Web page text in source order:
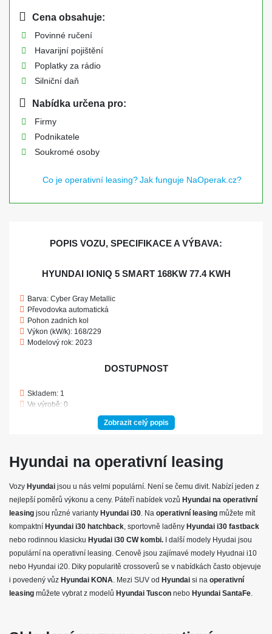
Cena obsahuje:
Povinné ručení
Havarijní pojištění
Poplatky za rádio
Silniční daň
Nabídka určena pro:
Firmy
Podnikatele
Soukromé osoby
Co je operativní leasing?Jak funguje NaOperak.cz?
POPIS VOZU, SPECIFIKACE A VÝBAVA:
HYUNDAI IONIQ 5 SMART 168KW 77.4 KWH
Barva: Cyber Gray Metallic
Převodovka automatická
Pohon zadních kol
Výkon (kW/k): 168/229
Modelový rok: 2023
DOSTUPNOST
Skladem: 1
Ve výrobě: 0
POJIŠTĚNÍ
Povinné ručení
Havarijní pojištění se spoluúčastí 10%
HYUNDAI
Hyundai
VÝBAVA:
Klimatizace
Zobrazit celý popis
Hyundai na operativní leasing
Vozy Hyundai jsou u nás velmi populární. Není se čemu divit. Nabízí jeden z
nejlepší poměrů výkonu a ceny. Páteří nabídek vozů Hyundai na operativní
leasing jsou různé varianty Hyundai i30. Na operativní leasing můžete mít
kompaktní Hyundai i30 hatchback, sportovně laděny Hyundai i30 fastback
nebo rodinnou klasicku Hyudai i30 CW kombi.
I další modely Hyudai jsou
populární na operativní leasing. Cenově jsou zajímavé modely Hyudnai i10
nebo Hyundai i20. Diky popularitě crossoverů se v nabídkách často objevuje
i povedený vůz Hyundai KONA. Mezi SUV od Hyundai si na operativní
leasing můžete vybrat z modelů Hyundai Tuscon nebo Hyundai SantaFe.